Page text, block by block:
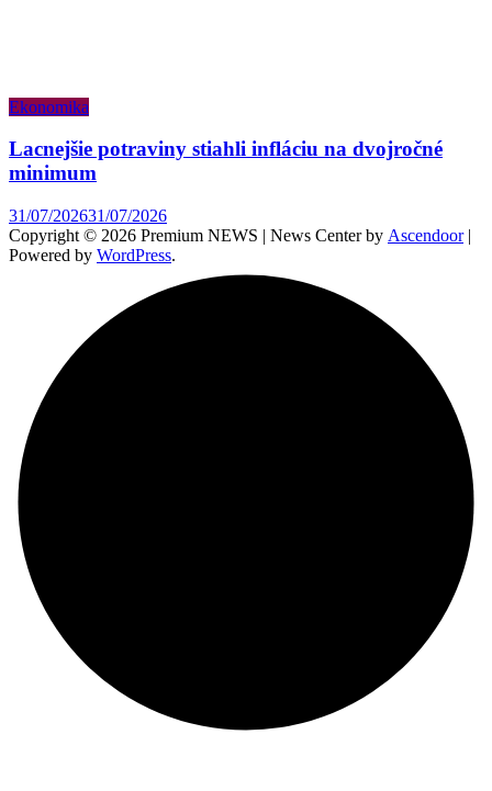
Ekonomika
Lacnejšie potraviny stiahli infláciu na dvojročné
minimum
31/07/202631/07/2026
Copyright © 2026 Premium NEWS | News Center by Ascendoor|
Powered by WordPress.